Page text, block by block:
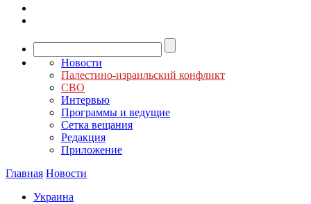
Новости
Палестино-израильский конфликт
СВО
Интервью
Программы и ведущие
Сетка вещания
Редакция
Приложение
Главная Новости
Украина